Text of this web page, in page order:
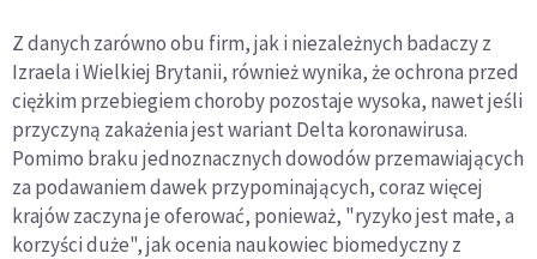
Z danych zarówno obu firm, jak i niezależnych badaczy z
Izraela i Wielkiej Brytanii, również wynika, że ochrona przed
ciężkim przebiegiem choroby pozostaje wysoka, nawet jeśli
przyczyną zakażenia jest wariant Delta koronawirusa.
Pomimo braku jednoznacznych dowodów przemawiających
za podawaniem dawek przypominających, coraz więcej
krajów zaczyna je oferować, ponieważ, "ryzyko jest małe, a
korzyści duże", jak ocenia naukowiec biomedyczny z